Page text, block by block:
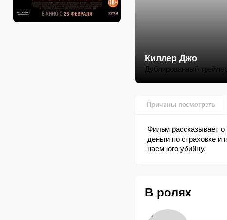
Киллер Джо
Дублированный
Причины посмотреть
Фильм рассказывает
деньги по страховке
наемного убийцу.
В ролях